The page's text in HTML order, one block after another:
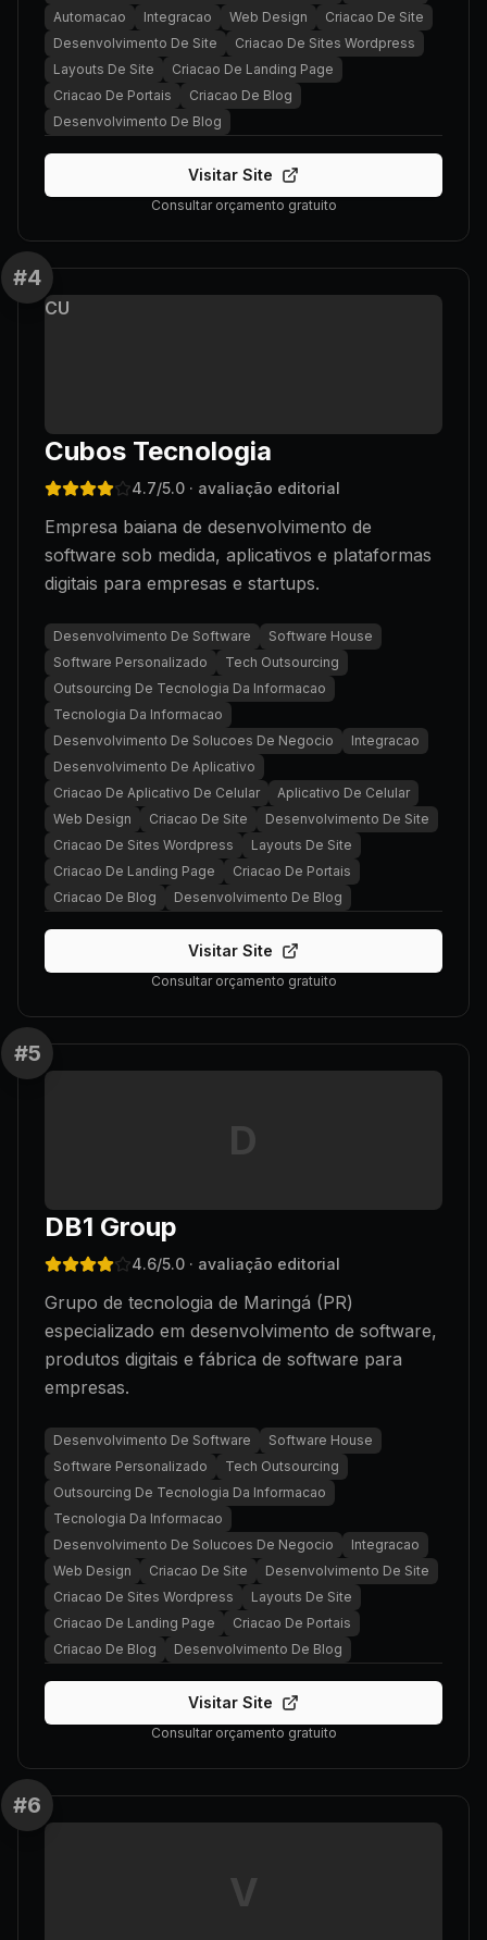
Automacao
Integracao Web Design
Criacao De Site
Desenvolvimento De Site
Criacao De Sites Wordpress
Layouts De Site
Criacao De Landing Page
Criacao De Portais
Criacao De Blog
Desenvolvimento De Blog
Visitar Site
Consultar orçamento gratuito
#4
CU
Cubos Tecnologia
4.7/5.0 · avaliação editorial
Empresa baiana de desenvolvimento de
software sob medida, aplicativos e plataformas
digitais para empresas e startups.
Desenvolvimento De Software
Software House
Software Personalizado
Tech Outsourcing
Outsourcing De Tecnologia Da Informacao
Tecnologia Da Informacao
Desenvolvimento De Solucoes De Negocio
Integracao
Desenvolvimento De Aplicativo
Criacao De Aplicativo De Celular
Aplicativo De Celular
Web Design
Criacao De Site
Desenvolvimento De Site
Criacao De Sites Wordpress
Layouts De Site
Criacao De Landing Page
Criacao De Portais
Criacao De Blog
Desenvolvimento De Blog
Visitar Site
Consultar orçamento gratuito
#5
D
DB1 Group
4.6/5.0 · avaliação editorial
Grupo de tecnologia de Maringá (PR)
especializado em desenvolvimento de software,
produtos digitais e fábrica de software para
empresas.
Desenvolvimento De Software
Software House
Software Personalizado
Tech Outsourcing
Outsourcing De Tecnologia Da Informacao
Tecnologia Da Informacao
Desenvolvimento De Solucoes De Negocio
Integracao
Web Design
Criacao De Site
Desenvolvimento De Site
Criacao De Sites Wordpress
Layouts De Site
Criacao De Landing Page
Criacao De Portais
Criacao De Blog
Desenvolvimento De Blog
Visitar Site
Consultar orçamento gratuito
#6
V